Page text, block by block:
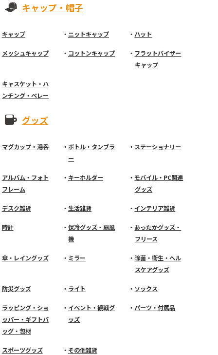
キャップ・帽子
キャップ ニットキャップ ハット
メッシュキャップ コットンキャップ
フラットバイザー
キャップ
キャスケット・ハ
ンチング・ベレー
グッズ
マグカップ・湯呑
ボトル・タンブラ
ー
ステーショナリー
アルバム・フォト
フレーム
キーホルダー
モバイル・PC関連
グッズ
デスク雑貨 生活雑貨 インテリア雑貨
時計
保冷グッズ・扇風
機
あったかグッズ・
フリース
傘・レイングッズ ミラー
除菌・衛生・ヘル
スケアグッズ
防災グッズ ライト ソックス
ラッピング・ショ
ッパー・ギフトバ
ッグ・包材
イベント・観戦グ
ッズ
パーツ・付属品
スポーツグッズ その他雑貨